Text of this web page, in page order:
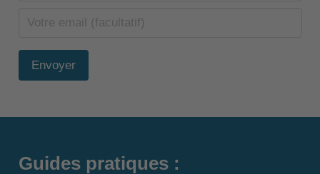
Envoyer
Guides pratiques :